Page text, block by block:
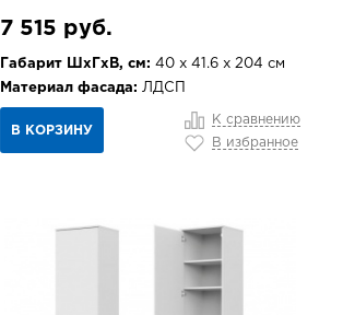
7 515 руб.
Габарит ШхГхВ, см: 40 х 41.6 х 204 см
Материал фасада: ЛДСП
В КОРЗИНУ
К сравнению
В избранное